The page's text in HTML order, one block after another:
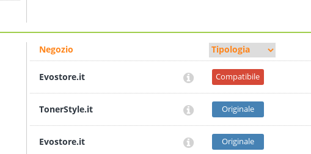
Negozio
Evostore.it Compatibile
TonerStyle.it Originale
Evostore.it Originale